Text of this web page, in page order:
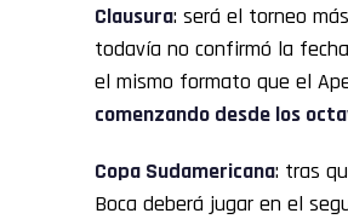
Clausura: será el torneo
todavía no confirmó la
el mismo formato que el
comenzando desde los
Copa Sudamericana: tras
Boca deberá jugar en el